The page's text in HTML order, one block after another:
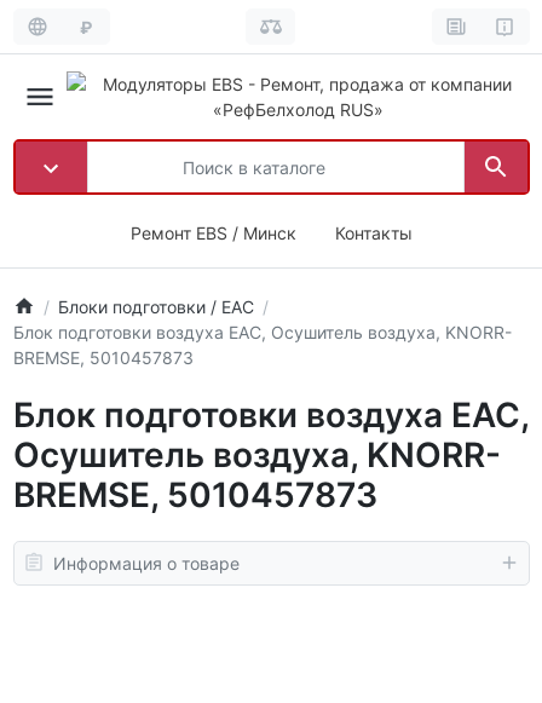
₽
Ремонт EBS / Минск Контакты
Блоки подготовки / EAC
Блок подготовки воздуха EAC, Осушитель воздуха, KNORR-
BREMSE, 5010457873
Блок подготовки воздуха EAC,
Осушитель воздуха, KNORR-
BREMSE, 5010457873
Информация о товаре